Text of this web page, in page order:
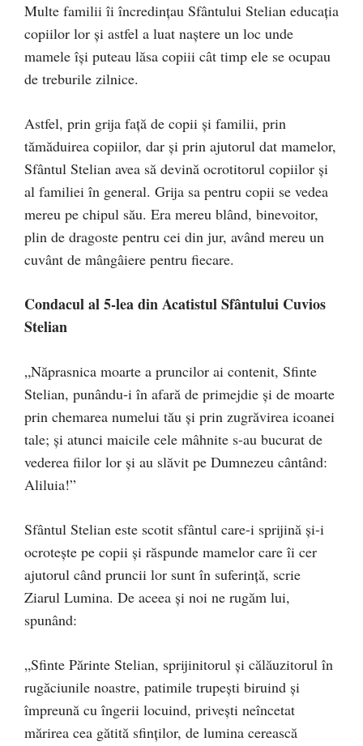
Multe familii îi încredinţau Sfântului Stelian educaţia
copiilor lor şi astfel a luat naştere un loc unde
mamele îşi puteau lăsa copiii cât timp ele se ocupau
de treburile zilnice.
Astfel, prin grija faţă de copii şi familii, prin
tămăduirea copiilor, dar şi prin ajutorul dat mamelor,
Sfântul Stelian avea să devină ocrotitorul copiilor şi
al familiei în general. Grija sa pentru copii se vedea
mereu pe chipul său. Era mereu blând, binevoitor,
plin de dragoste pentru cei din jur, având mereu un
cuvânt de mângâiere pentru fiecare.
Con­dacul al 5-lea din Acatistul Sfântului Cuvios
Stelian
„Năprasnica moarte a pruncilor ai contenit, Sfinte
Stelian, punându-i în afară de primejdie şi de moarte
prin chemarea numelui tău şi prin zugrăvirea icoanei
tale; şi atunci maicile cele mâhnite s-au bucurat de
vederea fiilor lor şi au slăvit pe Dum­nezeu cântând:
Aliluia!”
Sfântul Stelian este scotit sfântul care-i sprijină şi-i
ocroteşte pe copii şi răspunde mamelor care îi cer
ajutorul când pruncii lor sunt în suferinţă, scrie
Ziarul Lumina. De aceea şi noi ne rugăm lui,
spunând:
„Sfinte Părinte Stelian, sprijinitorul şi călăuzitorul în
rugăciunile noastre, patimile trupeşti biruind şi
împreună cu îngerii locuind, priveşti neîncetat
mărirea cea gătită sfinţilor, de lumina cerească